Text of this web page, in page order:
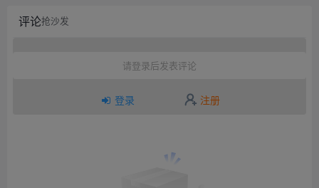
评论抢沙发
请登录后发表评论
登录 注册